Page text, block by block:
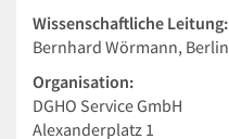
Wissenschaftliche Leitung:
Bernhard Wörmann, Berlin
Organisation:
DGHO Service GmbH
Alexanderplatz 1